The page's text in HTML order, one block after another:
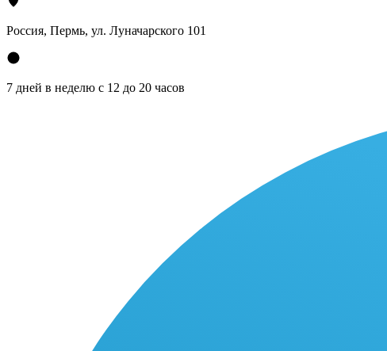
Россия, Пермь, ул. Луначарского 101
7 дней в неделю с 12 до 20 часов